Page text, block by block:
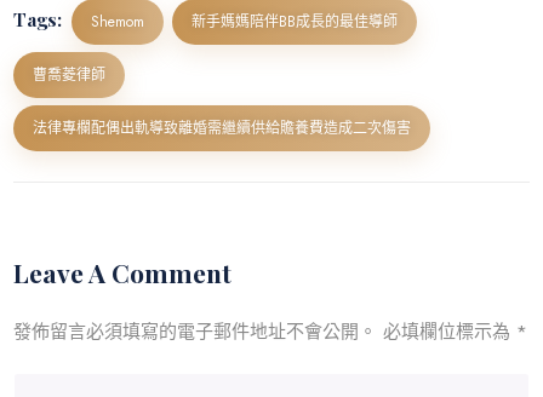
Tags: Shemom 新手媽媽陪伴BB成長的最佳導師
曹喬菱律師
法律專欄配偶出軌導致離婚需繼續供給贍養費造成二次傷害
Leave A Comment
發佈留言必須填寫的電子郵件地址不會公開。 必填欄位標示為 *